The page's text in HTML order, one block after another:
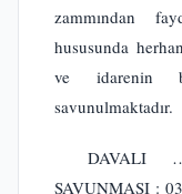
zammından
hususunda
ve idarenin
savunulmaktadır.
DAVALI
SAVUNMASI :